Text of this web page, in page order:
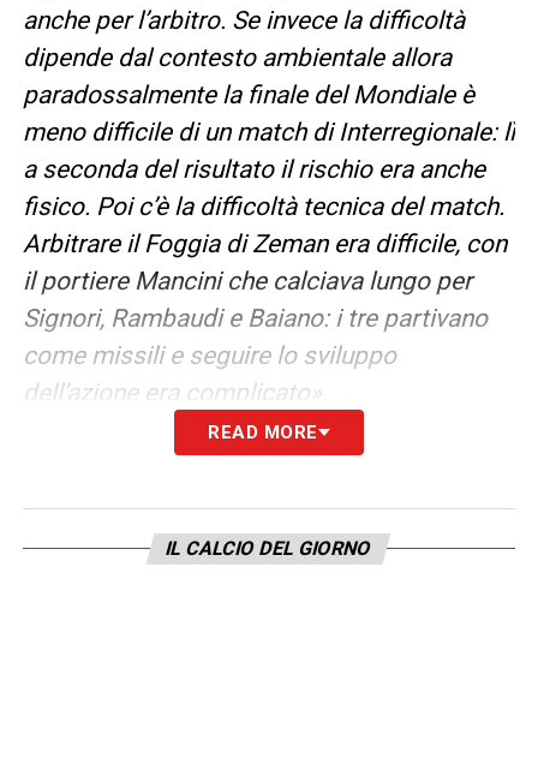
anche per l’arbitro. Se invece la difficoltà
dipende dal contesto ambientale allora
paradossalmente la finale del Mondiale è
meno difficile di un match di Interregionale: lì
a seconda del risultato il rischio era anche
fisico. Poi c’è la difficoltà tecnica del match.
Arbitrare il Foggia di Zeman era difficile, con
il portiere Mancini che calciava lungo per
Signori, Rambaudi e Baiano: i tre partivano
come missili e seguire lo sviluppo
dell’azione era complicato».
ARBITRO FRAPPART- «Vorrei fosse visto
qualità, deve poterle sfruttare a prescindere
se sia uomo o donna. Se c’è qualità il resto
READ MORE
IL CALCIO DEL GIORNO